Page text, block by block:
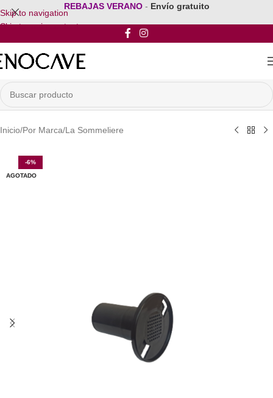
Skip to navigation
Skip to main content
REBAJAS VERANO - Envío gratuito
Inicio/Por Marca/La Sommeliere
-6%
AGOTADO